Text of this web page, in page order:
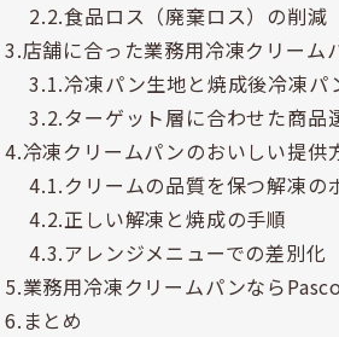
2.2.食品ロス（廃棄ロス）の削減
3.店舗に合った業務用冷凍クリーム
3.1.冷凍パン生地と焼成後冷凍パ
3.2.ターゲット層に合わせた商品
4.冷凍クリームパンのおいしい提供
4.1.クリームの品質を保つ解凍の
4.2.正しい解凍と焼成の手順
4.3.アレンジメニューでの差別化
5.業務用冷凍クリームパンなら
6. まとめ